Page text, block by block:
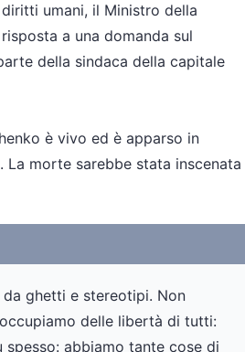
umani, il Ministro della
a una domanda sul
della sindaca della capitale
è vivo ed è apparso in
morte sarebbe stata inscenata
da ghetti e stereotipi. Non
delle libertà di tutti:
abbiamo tante cose di